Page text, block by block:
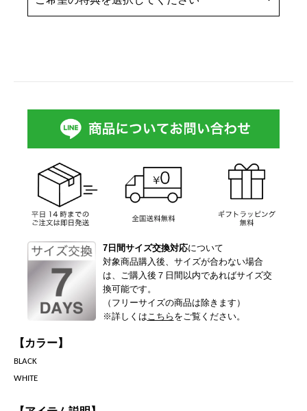
7日間サイズ交換対応について
対象商品購入後、サイズが合わない場合
は、ご購入後７日間以内であればサイズ交
換可能です。
（フリーサイズの商品は除きます）
※詳しくは こちら をご覧ください。
【カラー】
BLACK
WHITE